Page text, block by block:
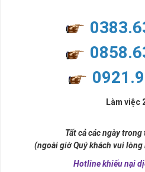
Làm việc
Tất cả các ngày
(ngoài giờ Quý khách vui lòng
Hotline khiếu nại